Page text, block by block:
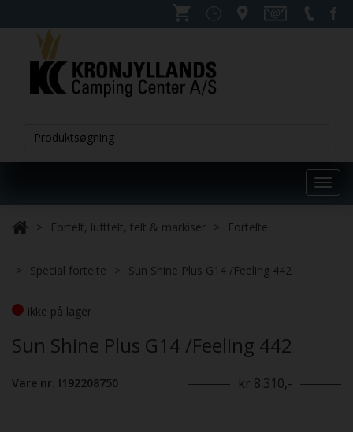
Fortelt, lufttelt, telt & markiser Fortelte
Special fortelte Sun Shine Plus G14 /Feeling 442
Ikke på lager
Sun Shine Plus G14 /Feeling 442
Vare nr. I192208750 kr 8.310,-